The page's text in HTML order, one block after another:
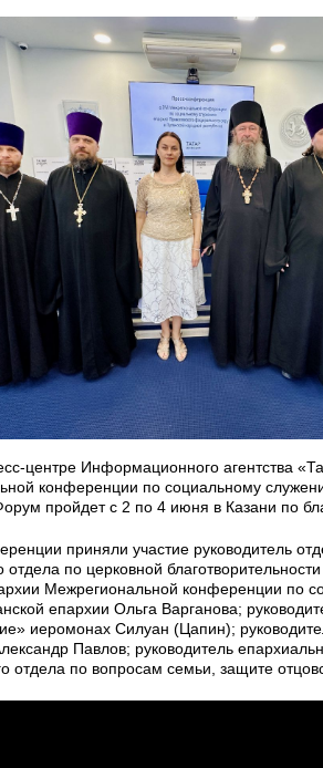
центре Информационного агентства
конференции по социальному
пройдет с 2 по 4 июня в Казани по
приняли участие руководитель
отдела по церковной
Межрегиональной конференции по
епархии Ольга Варганова;
иеромонах Силуан (Цапин);
Павлов; руководитель
отдела по вопросам семьи, защите